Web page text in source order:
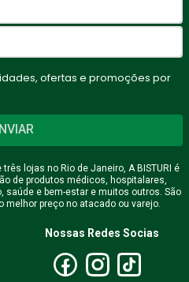
ofertas e promoções por
lojas no Rio de Janeiro, A BISTURI é
de produtos médicos, hospitalares,
saúde e bem-estar e muitos outros. São
melhor preço no atacado ou varejo.
Nossas Redes Socias